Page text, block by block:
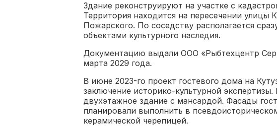
Здание реконструируют на участке с
Территория находится на пересечении улицы
Пожарского. По соседству располагается
объектами культурного наследия.
Документацию выдали ООО «Рыбтехцентр
марта 2029 года.
В июне 2023-го проект гостевого дома на
заключение историко-культурной
двухэтажное здание с мансардой. Фасады
планировали выполнить в
керамической черепицей.